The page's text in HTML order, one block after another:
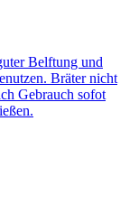
Belftung und
Bräter nicht
Gebrauch sofot